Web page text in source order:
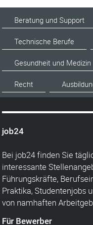
Beratung und Support
Technische Berufe
Gesundheit und Medizin
Recht
job24
Bei job24 finden Sie
interessante
Führungskräfte,
Praktika, Studentenjobs
von namhaften
Für Bewerber